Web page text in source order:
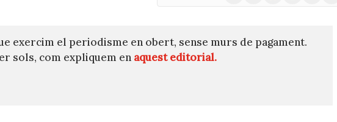
exercim el periodisme en obert, sense murs de pagament.
sols, com expliquem en aquest editorial.